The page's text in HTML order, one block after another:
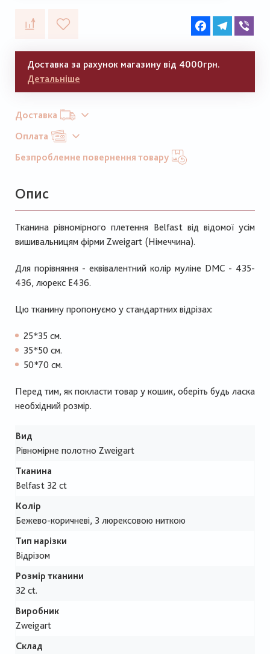
FacebookTelegram
Доставка за рахунок магазину від 4000грн.
Детальніше
Доставка
Оплата
Безпроблемне повернення товару
Опис
Тканина рівномірного плетення Belfast від відомої усім
вишивальницям фірми Zweigart (Німеччина).
Для порівняння - еквівалентний колір муліне DMC - 435-
436, люрекс Е436.
Цю тканину пропонуємо у стандартних відрізах:
25*35 см.
35*50 см.
50*70 см.
Перед тим, як покласти товар у кошик, оберіть будь ласка
необхідний розмір.
Вид
Рівномірне полотно Zweigart
Тканина
Belfast 32 ct
Колір
Бежево-коричневі, З люрексовою ниткою
Тип нарізки
Відрізом
Розмір тканини
32 ct.
Виробник
Zweigart
Склад